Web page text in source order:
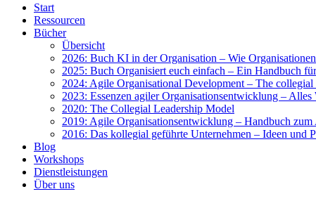
Start
Res­sour­cen
Bücher
Über­sicht
2026: Buch KI in der Orga­ni­sa­ti­on – Wie
2025: Buch Orga­ni­siert euch ein­fach – Ein Hand­buch
2024: Agi­le Orga­ni­sa­tio­nal Deve­lo­p­ment – The col­le­gi­al
2023: Essen­zen agi­ler Orga­ni­sa­ti­ons­ent­wick­lung –
2020: The Col­le­gi­al Lea­der­ship Model
2019: Agi­le Orga­ni­sa­ti­ons­ent­wick­lung – Hand­buch zum
2016: Das kol­le­gi­al geführ­te Unter­neh­men – Ideen und
Blog
Work­shops
Dienst­leis­tun­gen
Über uns